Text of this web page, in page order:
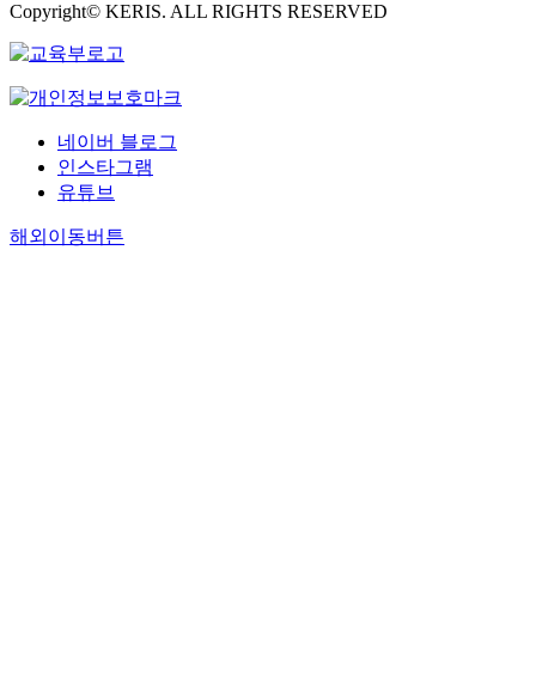
Copyright© KERIS. ALL RIGHTS RESERVED
네이버 블로그
인스타그램
유튜브
해외이동버튼